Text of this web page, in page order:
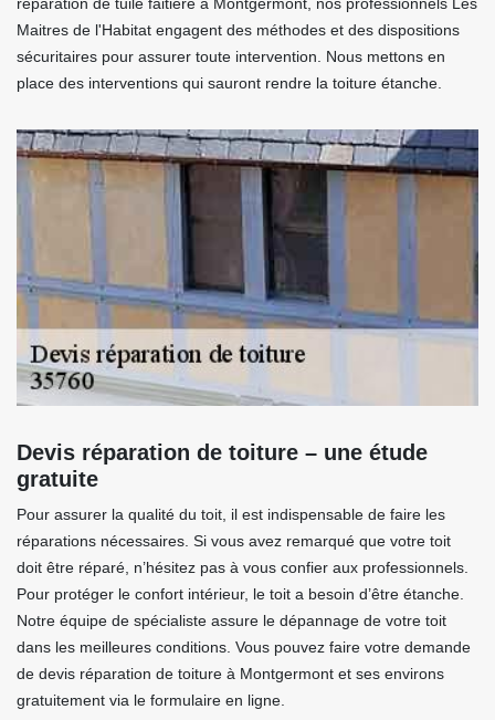
Maitres de l'Habitat engagent des méthodes et des dispositions
sécuritaires pour assurer toute intervention. Nous mettons en
place des interventions qui sauront rendre la toiture étanche.
Devis réparation de toiture – une étude
gratuite
Pour assurer la qualité du toit, il est indispensable de faire les
réparations nécessaires. Si vous avez remarqué que votre toit
doit être réparé, n’hésitez pas à vous confier aux professionnels.
Pour protéger le confort intérieur, le toit a besoin d’être étanche.
Notre équipe de spécialiste assure le dépannage de votre toit
dans les meilleures conditions. Vous pouvez faire votre demande
de devis réparation de toiture à Montgermont et ses environs
gratuitement via le formulaire en ligne.